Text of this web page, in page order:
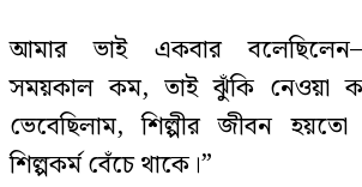
আমার ভাই একবার
সময়কাল কম, তাই ঝুঁকি নেওয়া
ভেবেছিলাম, শিল্পীর জীবন
শিল্পকর্ম বেঁচে থাকে।”